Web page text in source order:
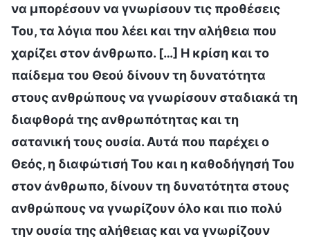
να μπορέσουν να γνωρίσουν τις προθέσεις
Του, τα λόγια που λέει και την αλήθεια που
χαρίζει στον άνθρωπο. […] Η κρίση και το
παίδεμα του Θεού δίνουν τη δυνατότητα
στους ανθρώπους να γνωρίσουν σταδιακά τη
διαφθορά της ανθρωπότητας και τη
σατανική τους ουσία. Αυτά που παρέχει ο
Θεός, η διαφώτισή Του και η καθοδήγησή Του
στον άνθρωπο, δίνουν τη δυνατότητα στους
ανθρώπους να γνωρίζουν όλο και πιο πολύ
την ουσία της αλήθειας και να γνωρίζουν